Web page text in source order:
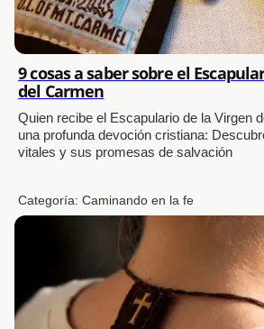
9 cosas a saber sobre el
del Carmen
Quien recibe el Escapulario de la Virgen
una profunda devoción cristiana:
vitales y sus promesas de salvación
Categoría:Caminando en la fe